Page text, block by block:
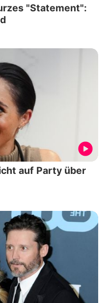
"Statement":
auf Party über